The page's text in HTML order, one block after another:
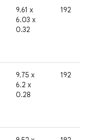
9.61 x
6.03 x
0.32
192
9.75 x
6.2 x
0.28
192